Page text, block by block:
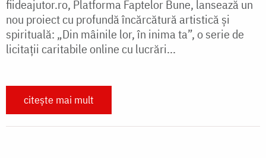
parohii, întâlniri cu oamenii din comunitãțile vizitate
și de hramuri. Unul din lucrurile care ne rămăseseră
restante erau uniformele pentru copiii...
citește mai mult